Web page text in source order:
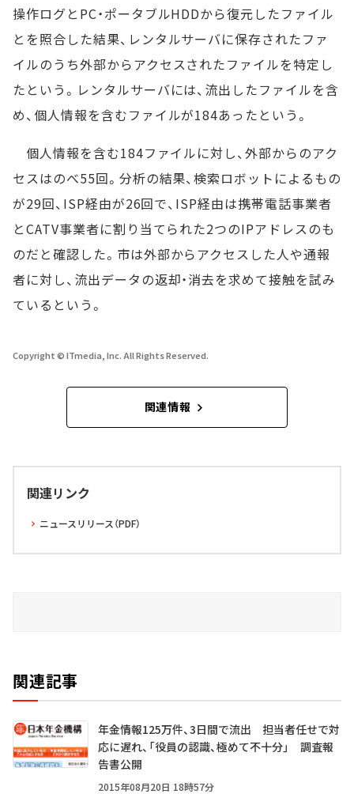
操作ログとPC・ポータブルHDDから復元したファイル
とを照合した結果、レンタルサーバに保存されたファ
イルのうち外部からアクセスされたファイルを特定し
たという。レンタルサーバには、流出したファイルを含
め、個人情報を含むファイルが184あったという。
個人情報を含む184ファイルに対し、外部からのアク
セスはのべ55回。分析の結果、検索ロボットによるもの
が29回、ISP経由が26回で、ISP経由は携帯電話事業者
とCATV事業者に割り当てられた2つのIPアドレスのも
のだと確認した。市は外部からアクセスした人や通報
者に対し、流出データの返却・消去を求めて接触を試み
ているという。
Copyright © ITmedia, Inc. All Rights Reserved.
関連情報
関連リンク
ニュースリリース（PDF）
関連記事
年金情報125万件、3日間で流出 担当者任せで対
応に遅れ、「役員の認識、極めて不十分」 調査報
告書公開
2015年08月20日 18時57分